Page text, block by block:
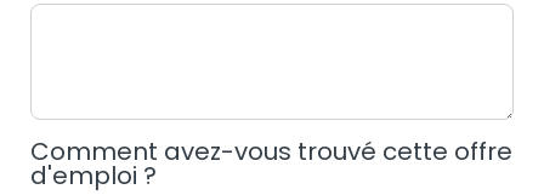
Comment avez-vous trouvé cette offre
d'emploi ?